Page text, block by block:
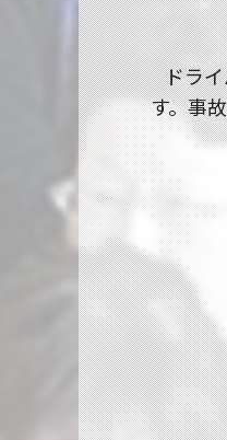
ドラ
す。事